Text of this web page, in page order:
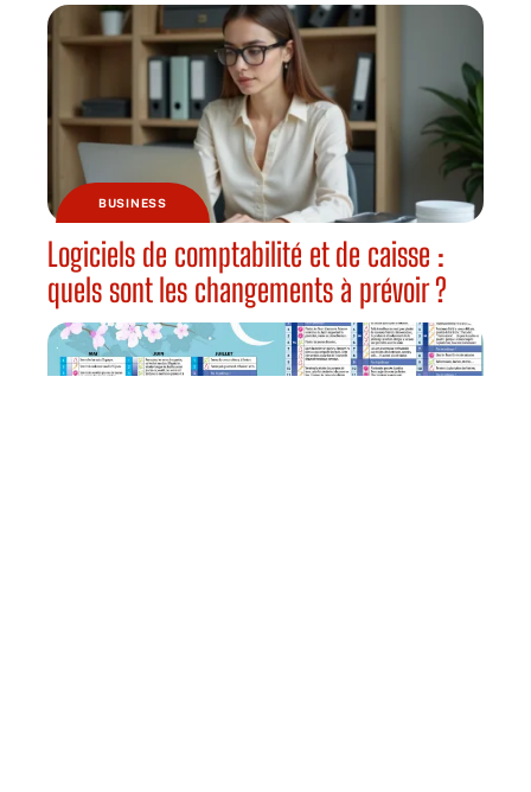
BUSINESS
Logiciels de comptabilité et de caisse :
quels sont les changements à prévoir ?